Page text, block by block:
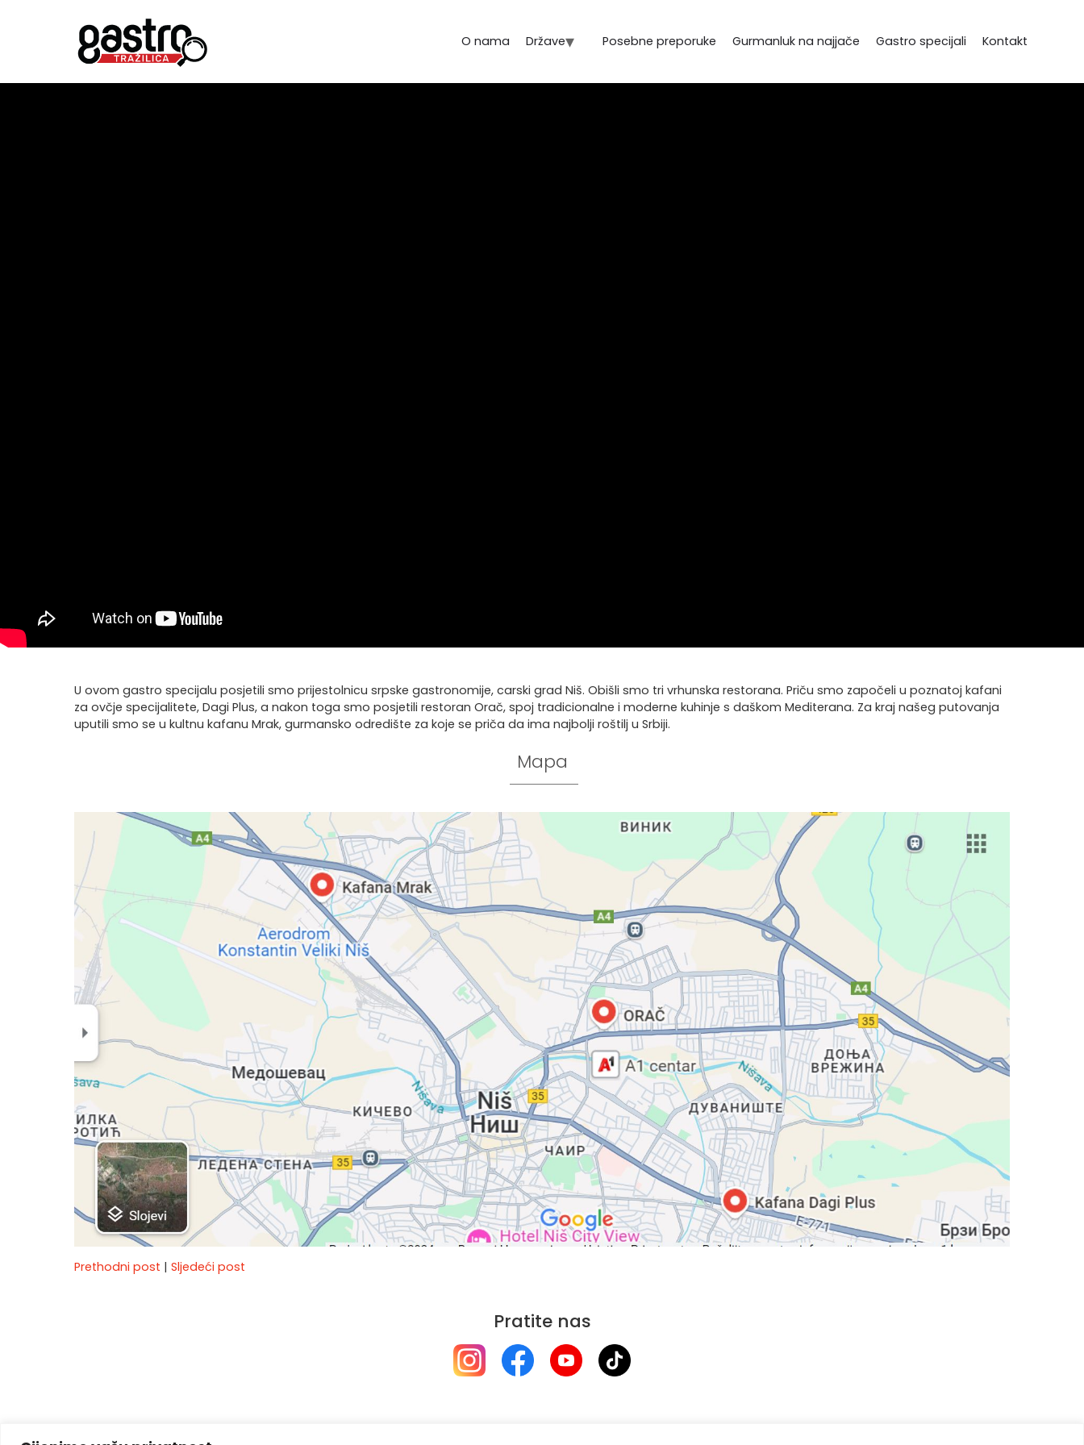
O nama Države Posebne preporuke Gurmanluk na najjače Gastro specijali Kontakt
U ovom gastro specijalu posjetili smo prijestolnicu srpske gastronomije, carski grad Niš. Obišli smo tri vrhunska restorana. Priču smo započeli u poznatoj kafani
za ovčje specijalitete, Dagi Plus, a nakon toga smo posjetili restoran Orač, spoj tradicionalne i moderne kuhinje s daškom Mediterana. Za kraj našeg putovanja
uputili smo se u kultnu kafanu Mrak, gurmansko odredište za koje se priča da ima najbolji roštilj u Srbiji.
Mapa
Prethodni post | Sljedeći post
Pratite nas